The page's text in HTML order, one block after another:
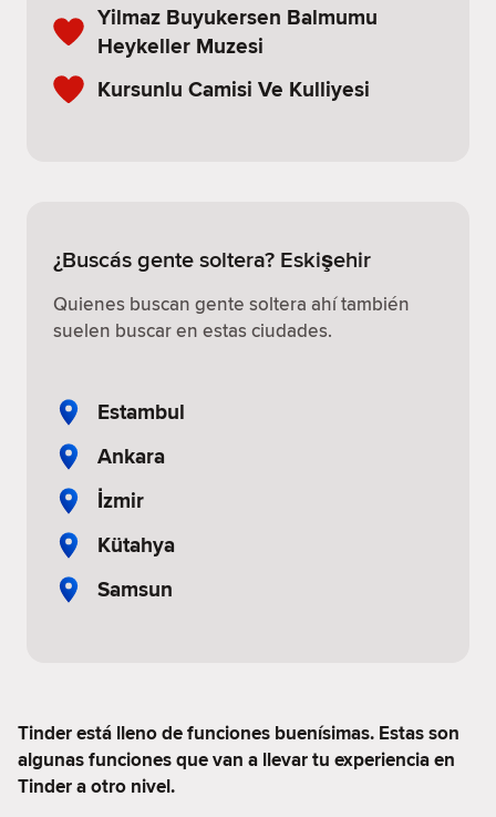
Yilmaz Buyukersen Balmumu
Heykeller Muzesi
Kursunlu Camisi Ve Kulliyesi
¿Buscás gente soltera? Eskişehir
Quienes buscan gente soltera ahí también
suelen buscar en estas ciudades.
Estambul
Ankara
İzmir
Kütahya
Samsun
Tinder está lleno de funciones buenísimas. Estas son
algunas funciones que van a llevar tu experiencia en
Tinder a otro nivel.